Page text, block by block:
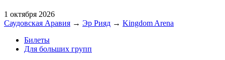
1 октября 2026
Саудовская Аравия → Эр Рияд → Kingdom Arena
Билеты
Для больших групп